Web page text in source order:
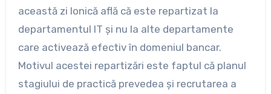
această zi Ionică află că este repartizat la
departamentul IT şi nu la alte departamente
care activează efectiv în domeniul bancar.
Motivul acestei repartizări este faptul că planul
stagiului de practică prevedea şi recrutarea a